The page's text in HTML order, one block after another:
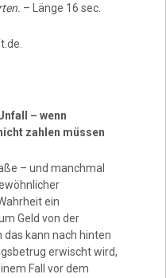
– Länge 16 sec.
– wenn
zahlen müssen
– und manchmal
ein
Geld von der
das kann nach hinten
erwischt wird,
Fall vor dem